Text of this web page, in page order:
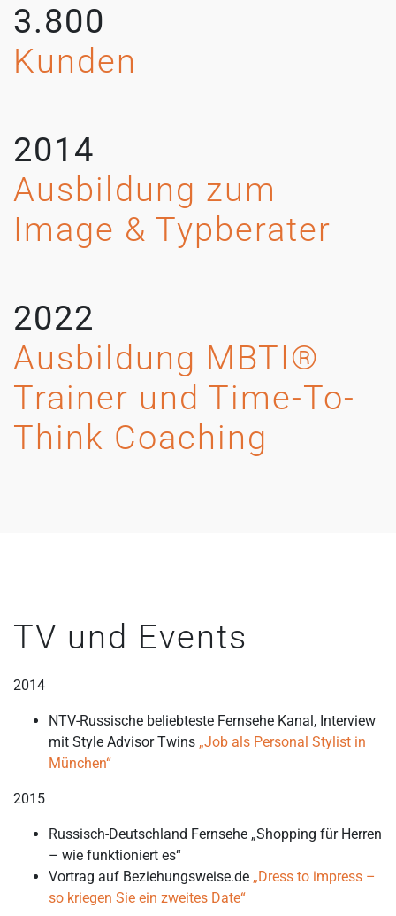
3.800
Kunden
2014
Ausbildung zum
Image & Typberater
2022
Ausbildung MBTI®
Trainer und Time-To-
Think Coaching
TV und Events
2014
NTV-Russische beliebteste Fernsehe Kanal, Interview
mit Style Advisor Twins „Job als Personal Stylist in
München“
2015
Russisch-Deutschland Fernsehe „Shopping für Herren
– wie funktioniert es“
Vortrag auf Beziehungsweise.de „Dress to impress –
so kriegen Sie ein zweites Date“